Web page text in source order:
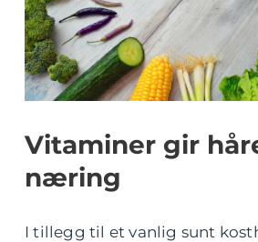
Vitaminer gir
næring
I tillegg til et vanlig sunt